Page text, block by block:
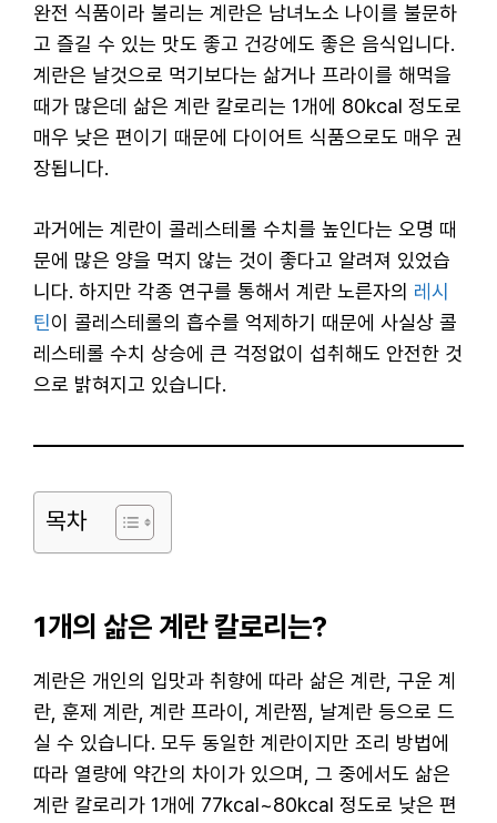
완전 식품이라 불리는 계란은 남녀노소 나이를 불문하
고 즐길 수 있는 맛도 좋고 건강에도 좋은 음식입니다.
계란은 날것으로 먹기보다는 삶거나 프라이를 해먹을
때가 많은데 삶은 계란 칼로리는 1개에 80kcal 정도로
매우 낮은 편이기 때문에 다이어트 식품으로도 매우 권
장됩니다.
과거에는 계란이 콜레스테롤 수치를 높인다는 오명 때
문에 많은 양을 먹지 않는 것이 좋다고 알려져 있었습
니다. 하지만 각종 연구를 통해서 계란 노른자의 레시
틴이 콜레스테롤의 흡수를 억제하기 때문에 사실상 콜
레스테롤 수치 상승에 큰 걱정없이 섭취해도 안전한 것
으로 밝혀지고 있습니다.
목차
1개의 삶은 계란 칼로리는?
계란은 개인의 입맛과 취향에 따라 삶은 계란, 구운 계
란, 훈제 계란, 계란 프라이, 계란찜, 날계란 등으로 드
실 수 있습니다. 모두 동일한 계란이지만 조리 방법에
따라 열량에 약간의 차이가 있으며, 그 중에서도 삶은
계란 칼로리가 1개에 77kcal~80kcal 정도로 낮은 편